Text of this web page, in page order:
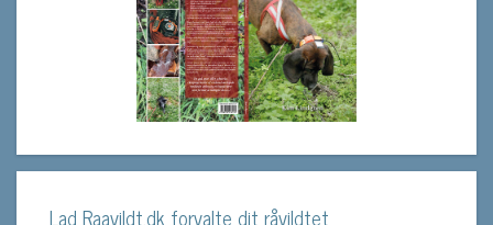
Lad Raavildt.dk forvalte dit råvildtet